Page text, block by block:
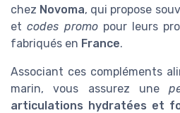
chez Novoma, qui propose
etcodes promopour leurs
fabriqués en France.
Associant ces compléments
marin, vous assurez une
articulations hydratées et